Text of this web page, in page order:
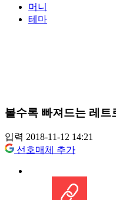
머니
테마
볼수록 빠져드는 레트
입력 2018-11-12 14:21
선호매체 추가